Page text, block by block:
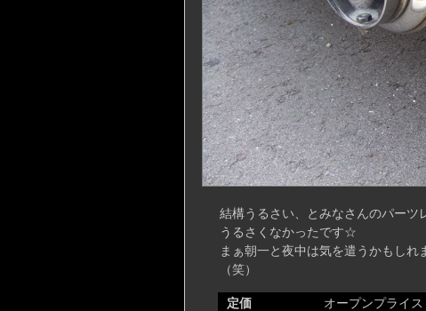
結構うるさい、とみなさんのパーツ
うるさくなかったです☆
まぁ朝一と夜中は気を遣うかもし
（笑）
定価
オープンプライス